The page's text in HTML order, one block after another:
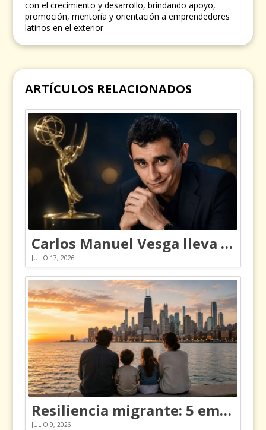
con el crecimiento y desarrollo, brindando apoyo,
promoción, mentoría y orientación a emprendedores
latinos en el exterior
ARTÍCULOS RELACIONADOS
Carlos Manuel Vesga lleva el nombre de Colombia a los Emmy
JULIO 17, 2026
Resiliencia migrante: 5 emociones y cómo gestionarlas
JULIO 9, 2026